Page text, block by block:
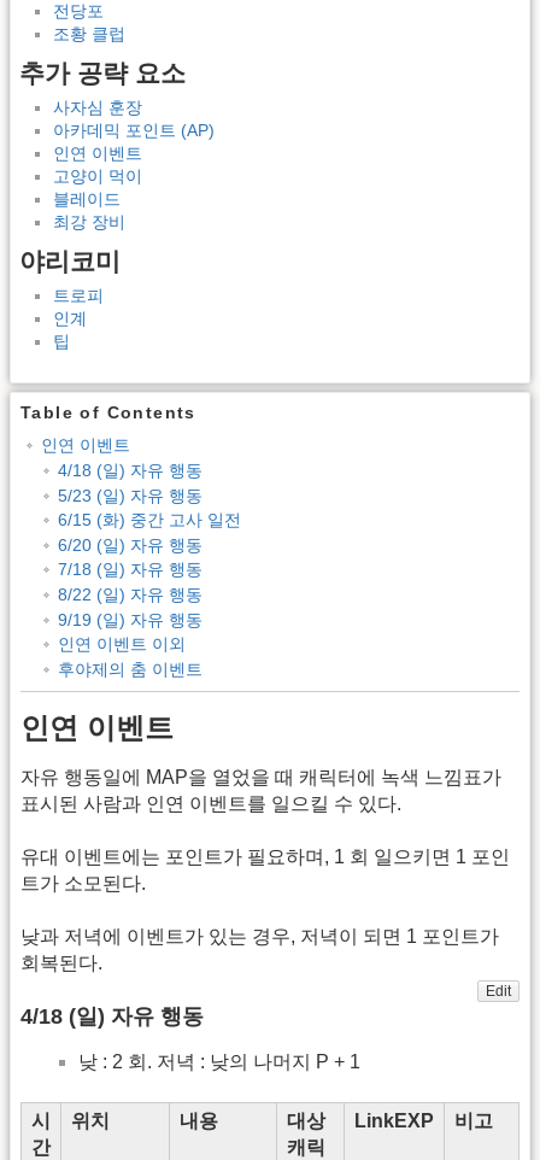
전당포
조황 클럽
추가 공략 요소
사자심 훈장
아카데믹 포인트 (AP)
인연 이벤트
고양이 먹이
블레이드
최강 장비
야리코미
트로피
인계
팁
Table of Contents
인연 이벤트
4/18 (일) 자유 행동
5/23 (일) 자유 행동
6/15 (화) 중간 고사 일전
6/20 (일) 자유 행동
7/18 (일) 자유 행동
8/22 (일) 자유 행동
9/19 (일) 자유 행동
인연 이벤트 이외
후야제의 춤 이벤트
인연 이벤트
자유 행동일에 MAP을 열었을 때 캐릭터에 녹색 느낌표가
표시된 사람과 인연 이벤트를 일으킬 수 있다.
유대 이벤트에는 포인트가 필요하며, 1 회 일으키면 1 포인
트가 소모된다.
낮과 저녁에 이벤트가 있는 경우, 저녁이 되면 1 포인트가
회복된다.
Edit
4/18 (일) 자유 행동
낮 : 2 회. 저녁 : 낮의 나머지 P + 1
시
간
위치 내용
대상
캐릭
LinkEXP 비고